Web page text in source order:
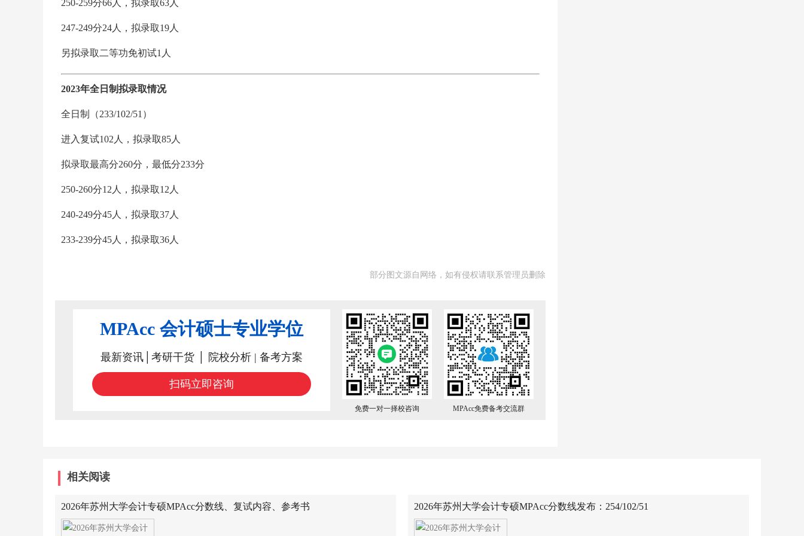
250-259分66人，拟录取63人
247-249分24人，拟录取19人
另拟录取二等功免初试1人
2023年全日制拟录取情况
全日制（233/102/51）
进入复试102人，拟录取85人
拟录取最高分260分，最低分233分
250-260分12人，拟录取12人
240-249分45人，拟录取37人
233-239分45人，拟录取36人
部分图文源自网络，如有侵权请联系管理员删除
MPAcc 会计硕士专业学位
最新资讯│考研干货 │ 院校分析 | 备考方案
扫码立即咨询
免费一对一择校咨询 MPAcc免费备考交流群
相关阅读
2026年苏州大学会计专硕MPAcc分数线、复试内容、参考书 2026年苏州大学会计专硕MPAcc分数线发布：254/102/51